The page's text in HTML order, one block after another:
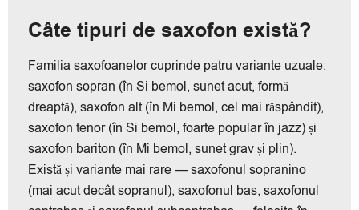
Câte tipuri de saxofon există?
Familia saxofoanelor cuprinde patru variante uzuale:
saxofon sopran (în Si bemol, sunet acut, formă
dreaptă), saxofon alt (în Mi bemol, cel mai răspândit),
saxofon tenor (în Si bemol, foarte popular în jazz) și
saxofon bariton (în Mi bemol, sunet grav și plin).
Există și variante mai rare — saxofonul sopranino
(mai acut decât sopranul), saxofonul bas, saxofonul